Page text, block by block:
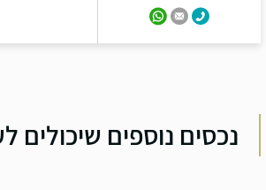
נכסים נוספים שיכולים